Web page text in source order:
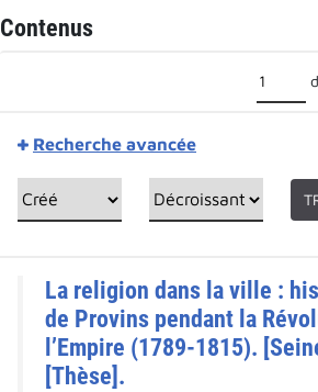
Contenus
Recherche avancée
La religion dans la ville :
de Provins pendant la
l’Empire (1789-1815).
[Thèse].